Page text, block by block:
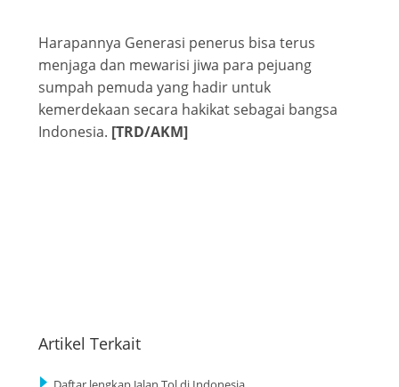
Harapannya Generasi penerus bisa terus
menjaga dan mewarisi jiwa para pejuang
sumpah pemuda yang hadir untuk
kemerdekaan secara hakikat sebagai bangsa
Indonesia. [TRD/AKM]
Artikel Terkait